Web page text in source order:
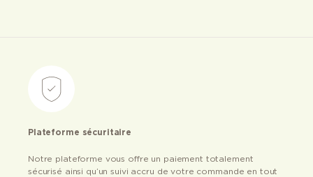
Plateforme sécuritaire
Notre plateforme vous offre un paiement totalement
sécurisé ainsi qu’un suivi accru de votre commande en tout